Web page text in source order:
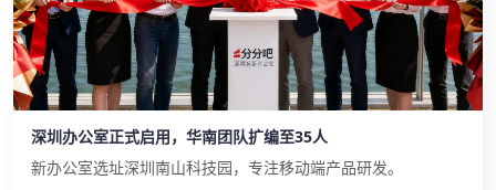
深圳办公室正式启用，华南团队扩编至35人
新办公室选址深圳南山科技园，专注移动端产品研发。